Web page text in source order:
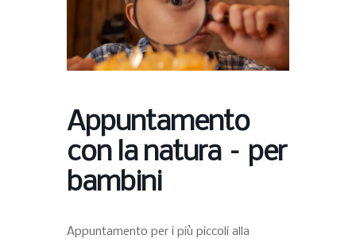
Appuntamento
con la natura – per
bambini
Appuntamento per i più piccoli alla